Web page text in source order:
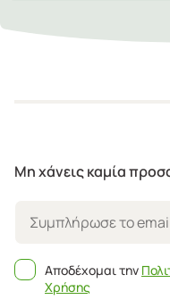
Μη χάνεις καμία
Αποδέχομαι την
Χρήσης